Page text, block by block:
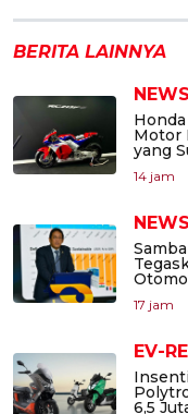
BERITA LAINNYA
NEWS
Motor
yang
14 jam
NEWS
17 jam
EV-
6,5